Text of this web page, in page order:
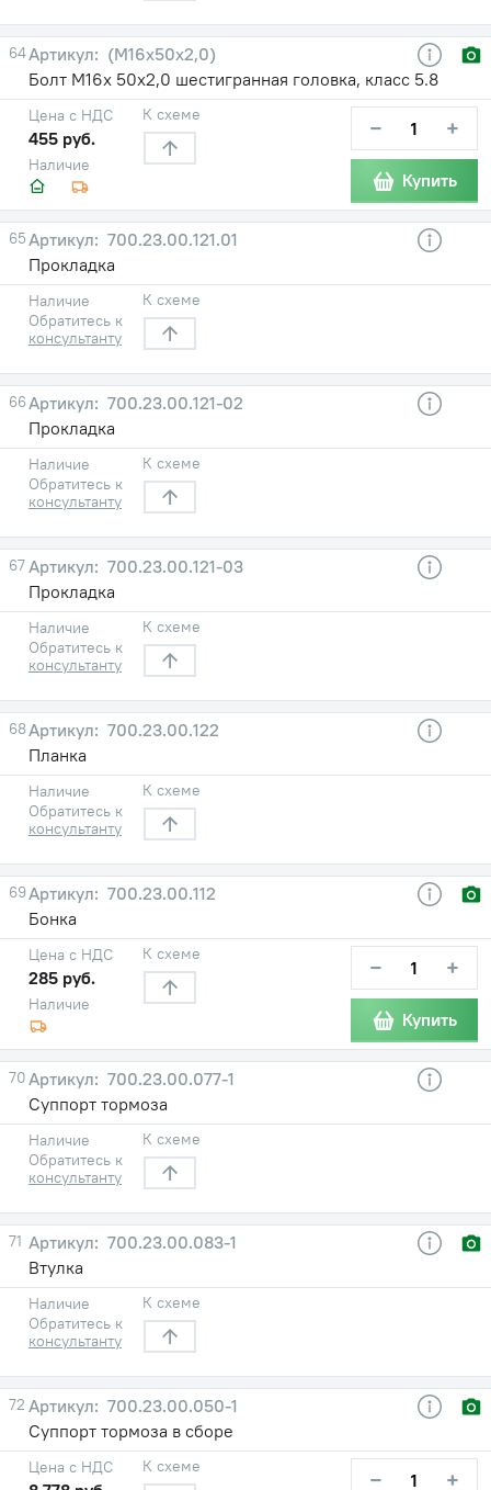
64
(М16х50х2,0)
Болт М16х 50х2,0 шестигранная головка, класс 5.8
Наличие
Цена с НДС
455 руб.
К схеме − +
Купить
65
700.23.00.121.01
Прокладка
Наличие
Обратитесь к
консультанту
К схеме
66
700.23.00.121-02
Прокладка
Наличие
Обратитесь к
консультанту
К схеме
67
700.23.00.121-03
Прокладка
Наличие
Обратитесь к
консультанту
К схеме
68
700.23.00.122
Планка
Наличие
Обратитесь к
консультанту
К схеме
69
700.23.00.112
Бонка
Наличие
Цена с НДС
285 руб.
К схеме − +
Купить
70
700.23.00.077-1
Суппорт тормоза
Наличие
Обратитесь к
консультанту
К схеме
71
700.23.00.083-1
Втулка
Наличие
Обратитесь к
консультанту
К схеме
72
700.23.00.050-1
Суппорт тормоза в сборе
Цена с НДС К схеме − +